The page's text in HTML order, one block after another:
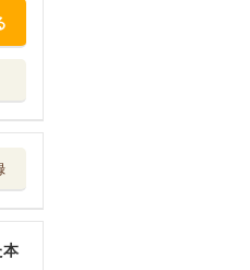
本
...
迎